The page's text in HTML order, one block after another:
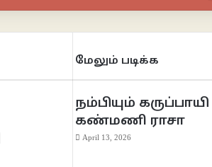
மேலும் படிக்க
நம்பியும் கருப்பாயி
கண்மணி ராசா
April 13, 2026